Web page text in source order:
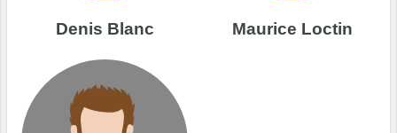
Denis Blanc Maurice Loctin